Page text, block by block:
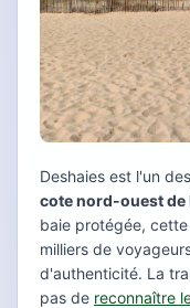
Deshaies est l'un
cote nord-ouest de
baie protégée,
milliers de
d'authenticité. La
pas de reconnaître